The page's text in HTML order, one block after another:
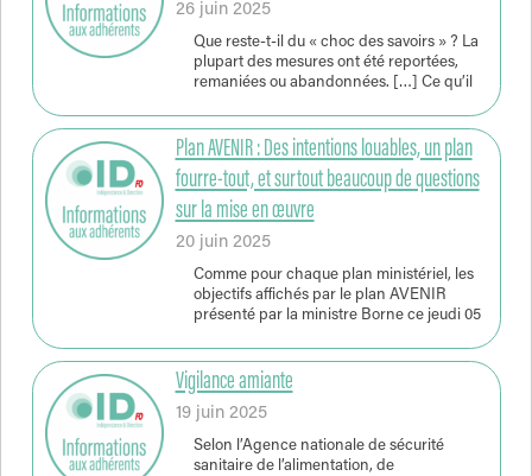
26 juin 2025
Que reste-t-il du « choc des savoirs » ? La
plupart des mesures ont été reportées,
remaniées ou abandonnées. […] Ce qu’il
Plan AVENIR : Des intentions louables, un plan
fourre-tout, et surtout beaucoup de questions
sur la mise en œuvre
20 juin 2025
Comme pour chaque plan ministériel, les
objectifs affichés par le plan AVENIR
présenté par la ministre Borne ce jeudi 05
Vigilance amiante
19 juin 2025
Selon l’Agence nationale de sécurité
sanitaire de l’alimentation, de